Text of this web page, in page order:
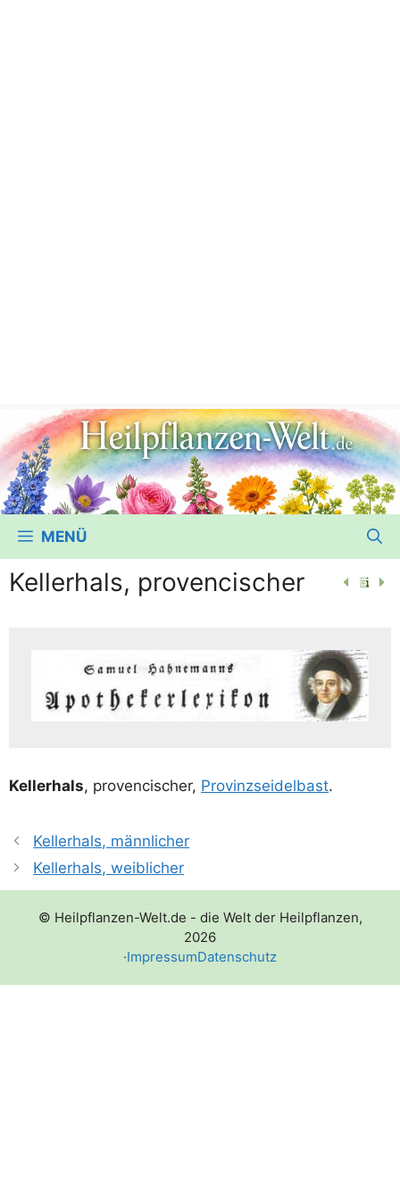
MENÜ
Kellerhals, provencischer
Kel­ler­hals, pro­ven­cischer, Pro­vinz­sei­del­bast.
Kellerhals, männlicher
Kellerhals, weiblicher
© Heilpflanzen-Welt.de - die Welt der Heilpflanzen,
2026
·ImpressumDatenschutz